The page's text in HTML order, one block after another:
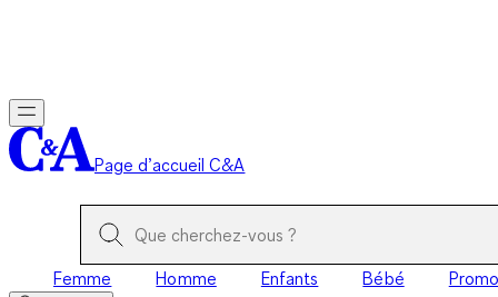
Page d’accueil C&A
Femme Homme Enfants Bébé Promo